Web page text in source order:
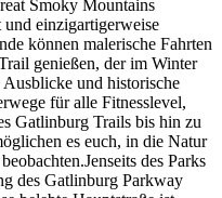
Smoky Mountains
einzigartigerweise
können malerische Fahrten
genießen, der im Winter
Ausblicke und historische
für alle Fitnesslevel,
Gatlinburg Trails bis hin zu
es euch, in die Natur
des Parks
des Gatlinburg Parkway